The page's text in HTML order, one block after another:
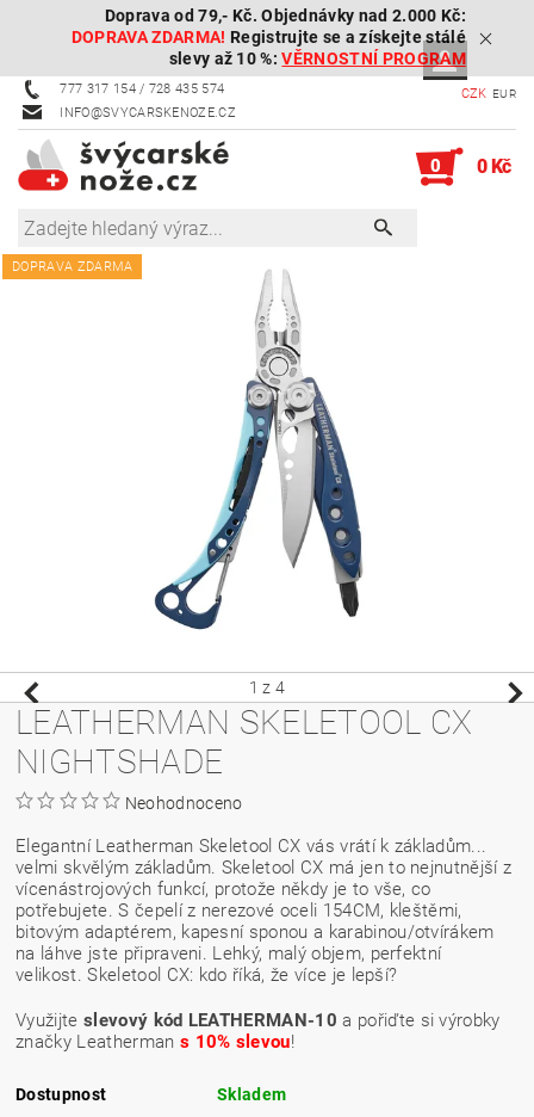
Doprava od 79,- Kč. Objednávky nad 2.000 Kč:
DOPRAVA ZDARMA! Registrujte se a získejte stálé
slevy až 10 %:VĚRNOSTNÍ PROGRAM
777 317 154 / 728 435 574
INFO@SVYCARSKENOZE.CZ
CZK EUR
0 0 Kč
DOPRAVA ZDARMA
1 z 4
LEATHERMAN SKELETOOL CX
NIGHTSHADE
Neohodnoceno
Elegantní Leatherman Skeletool CX vás vrátí k základům...
velmi skvělým základům. Skeletool CX má jen to nejnutnější z
vícenástrojových funkcí, protože někdy je to vše, co
potřebujete. S čepelí z nerezové oceli 154CM, kleštěmi,
bitovým adaptérem, kapesní sponou a karabinou/otvírákem
na láhve jste připraveni. Lehký, malý objem, perfektní
velikost. Skeletool CX: kdo říká, že více je lepší?
Využijte slevový kód LEATHERMAN-10 a pořiďte si výrobky
značky Leatherman s 10% slevou!
Dostupnost Skladem